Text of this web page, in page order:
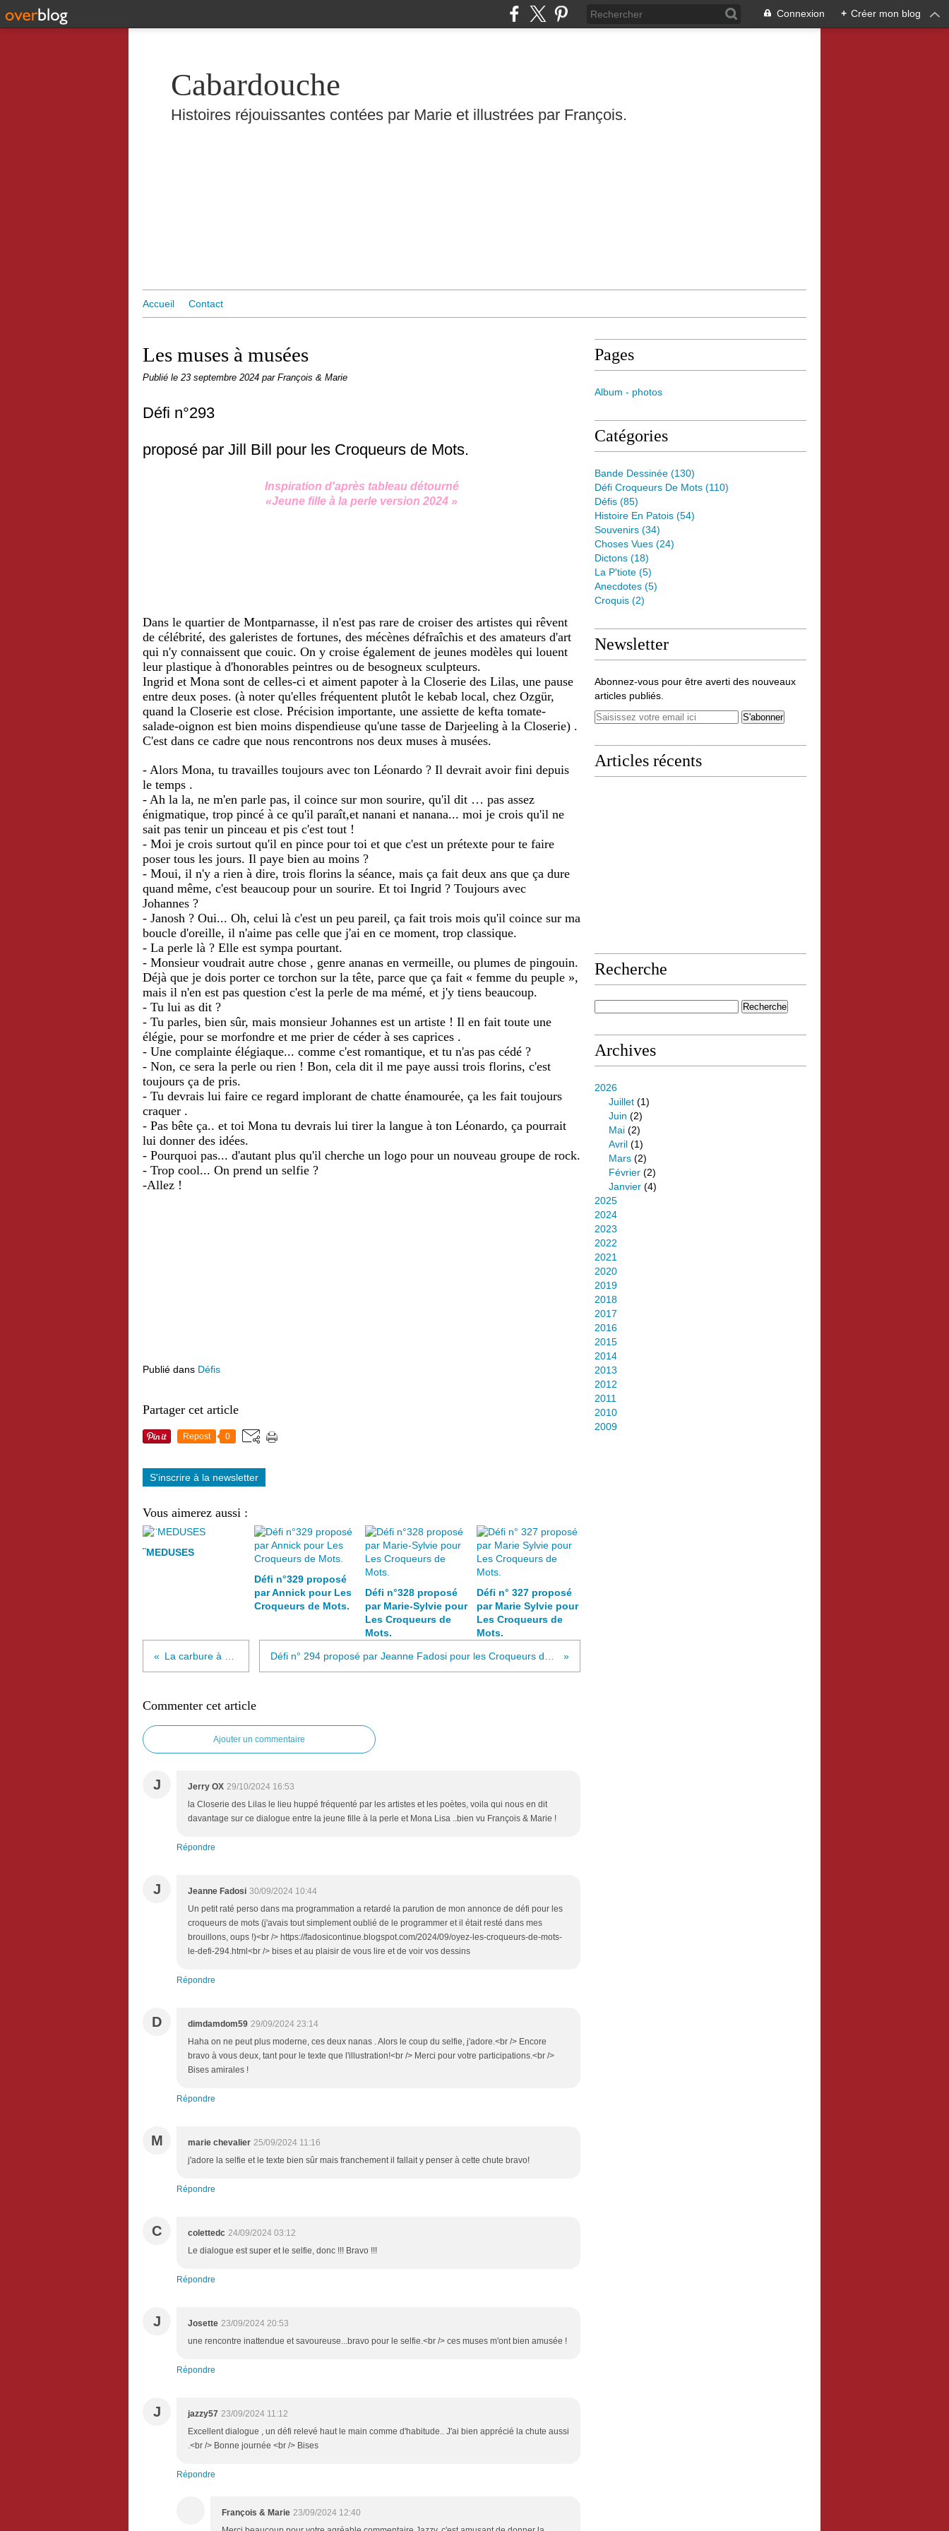
Connexion + Créer mon blog
Cabardouche
Histoires réjouissantes contées par Marie et illustrées par François.
Accueil Contact
Les muses à musées
Publié le 23 septembre 2024 par François & Marie
Défi n°293
proposé par Jill Bill pour les Croqueurs de Mots.
Inspiration d'après tableau détourné
«Jeune fille à la perle version 2024 »
Dans le quartier de Montparnasse, il n'est pas rare de croiser des artistes qui rêvent
de célébrité, des galeristes de fortunes, des mécènes défraîchis et des amateurs d'art
qui n'y connaissent que couic. On y croise également de jeunes modèles qui louent
leur plastique à d'honorables peintres ou de besogneux sculpteurs.
Ingrid et Mona sont de celles-ci et aiment papoter à la Closerie des Lilas, une pause
entre deux poses. (à noter qu'elles fréquentent plutôt le kebab local, chez Ozgür,
quand la Closerie est close. Précision importante, une assiette de kefta tomate-
salade-oignon est bien moins dispendieuse qu'une tasse de Darjeeling à la Closerie) .
C'est dans ce cadre que nous rencontrons nos deux muses à musées.
- Alors Mona, tu travailles toujours avec ton Léonardo ? Il devrait avoir fini depuis
le temps .
- Ah la la, ne m'en parle pas, il coince sur mon sourire, qu'il dit … pas assez
énigmatique, trop pincé à ce qu'il paraît,et nanani et nanana... moi je crois qu'il ne
sait pas tenir un pinceau et pis c'est tout !
- Moi je crois surtout qu'il en pince pour toi et que c'est un prétexte pour te faire
poser tous les jours. Il paye bien au moins ?
- Moui, il n'y a rien à dire, trois florins la séance, mais ça fait deux ans que ça dure
quand même, c'est beaucoup pour un sourire. Et toi Ingrid ? Toujours avec
Johannes ?
- Janosh ? Oui... Oh, celui là c'est un peu pareil, ça fait trois mois qu'il coince sur ma
boucle d'oreille, il n'aime pas celle que j'ai en ce moment, trop classique.
- La perle là ? Elle est sympa pourtant.
- Monsieur voudrait autre chose , genre ananas en vermeille, ou plumes de pingouin.
Déjà que je dois porter ce torchon sur la tête, parce que ça fait « femme du peuple »,
mais il n'en est pas question c'est la perle de ma mémé, et j'y tiens beaucoup.
- Tu lui as dit ?
- Tu parles, bien sûr, mais monsieur Johannes est un artiste ! Il en fait toute une
élégie, pour se morfondre et me prier de céder à ses caprices .
- Une complainte élégiaque... comme c'est romantique, et tu n'as pas cédé ?
- Non, ce sera la perle ou rien ! Bon, cela dit il me paye aussi trois florins, c'est
toujours ça de pris.
- Tu devrais lui faire ce regard implorant de chatte énamourée, ça les fait toujours
craquer .
- Pas bête ça.. et toi Mona tu devrais lui tirer la langue à ton Léonardo, ça pourrait
lui donner des idées.
- Pourquoi pas... d'autant plus qu'il cherche un logo pour un nouveau groupe de rock.
- Trop cool... On prend un selfie ?
-Allez !
Publié dans Défis
Partager cet article
Repost 0
S'inscrire à la newsletter
Vous aimerez aussi :
¨MEDUSES
Défi n°329 proposé
par Annick pour Les
Croqueurs de Mots.
Défi n°328 proposé
par Marie-Sylvie pour
Les Croqueurs de
Mots.
Défi n° 327 proposé
par Marie Sylvie pour
Les Croqueurs de
Mots.
Commenter cet article
Ajouter un commentaire
J Jerry OX 29/10/2024 16:53
la Closerie des Lilas le lieu huppé fréquenté par les artistes et les poètes, voila qui nous en dit
davantage sur ce dialogue entre la jeune fille à la perle et Mona Lisa ..bien vu François & Marie !
Répondre
J Jeanne Fadosi 30/09/2024 10:44
Un petit raté perso dans ma programmation a retardé la parution de mon annonce de défi pour les
croqueurs de mots (j'avais tout simplement oublié de le programmer et il était resté dans mes
brouillons, oups !)<br /> https://fadosicontinue.blogspot.com/2024/09/oyez-les-croqueurs-de-mots-
le-defi-294.html<br /> bises et au plaisir de vous lire et de voir vos dessins
Répondre
D dimdamdom59 29/09/2024 23:14
Haha on ne peut plus moderne, ces deux nanas . Alors le coup du selfie, j'adore.<br /> Encore
bravo à vous deux, tant pour le texte que l'illustration!<br /> Merci pour votre participations.<br />
Bises amirales !
Répondre
M marie chevalier 25/09/2024 11:16
j'adore la selfie et le texte bien sûr mais franchement il fallait y penser à cette chute bravo!
Répondre
C colettedc 24/09/2024 03:12
Le dialogue est super et le selfie, donc !!! Bravo !!!
Répondre
J Josette 23/09/2024 20:53
une rencontre inattendue et savoureuse...bravo pour le selfie.<br /> ces muses m'ont bien amusée !
Répondre
J jazzy57 23/09/2024 11:12
Excellent dialogue , un défi relevé haut le main comme d'habitude.. J'ai bien apprécié la chute aussi
.<br /> Bonne journée <br /> Bises
Répondre
François & Marie 23/09/2024 12:40
Pages
Album - photos
Catégories
Bande Dessinée (130)
Défi Croqueurs De Mots (110)
Défis (85)
Histoire En Patois (54)
Souvenirs (34)
Choses Vues (24)
Dictons (18)
La P'tiote (5)
Anecdotes (5)
Croquis (2)
Newsletter
Abonnez-vous pour être averti des nouveaux
articles publiés.
Articles récents
Recherche
Archives
2026
Juillet (1)
Juin (2)
Mai (2)
Avril (1)
Mars (2)
Février (2)
Janvier (4)
2025
2024
2023
2022
2021
2020
2019
2018
2017
2016
2015
2014
2013
2012
2011
2010
2009